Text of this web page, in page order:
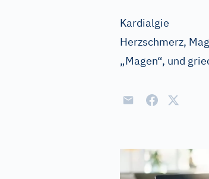
Kardialgie
Herzschmerz,
„Magen“, und